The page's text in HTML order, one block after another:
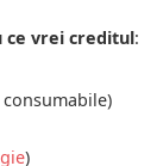
ce vrei creditul:
)